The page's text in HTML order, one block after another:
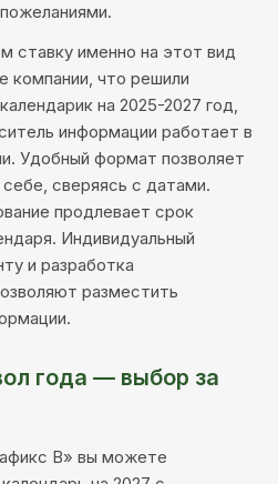
ставку именно на этот вид
компании, что решили
на 2025-2027 год,
информации работает в
Удобный формат позволяет
сверяясь с датами.
продлевает срок
Индивидуальный
и разработка
разместить
года — выбор за
В» вы можете